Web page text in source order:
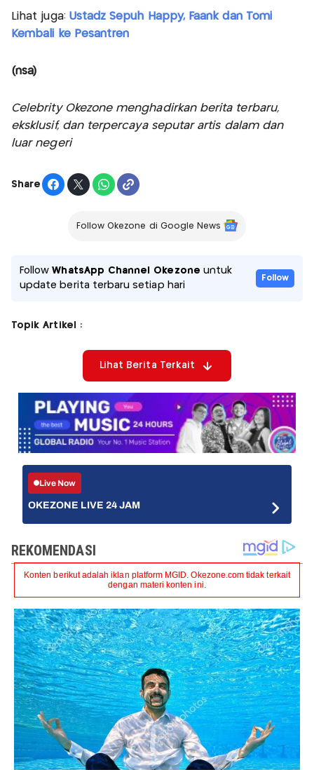
Lihat juga: Ustadz Sepuh Happy, Faank dan Tomi
Kembali ke Pesantren
(nsa)
Celebrity Okezone menghadirkan berita terbaru,
eksklusif, dan terpercaya seputar artis dalam dan
luar negeri
Share
Follow Okezone di Google News
FollowWhatsApp Channel Okezone untuk
update berita terbaru setiap hari
Follow
Topik Artikel :
Lihat Berita Terkait
Live Now
OKEZONE LIVE 24 JAM